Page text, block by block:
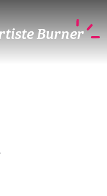
Burner